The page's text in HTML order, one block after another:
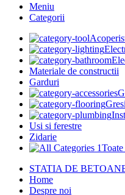
Meniu
Categorii
Materiale de constructii
Garduri
Usi si ferestre
Zidarie
STATIA DE
Home
Despre noi